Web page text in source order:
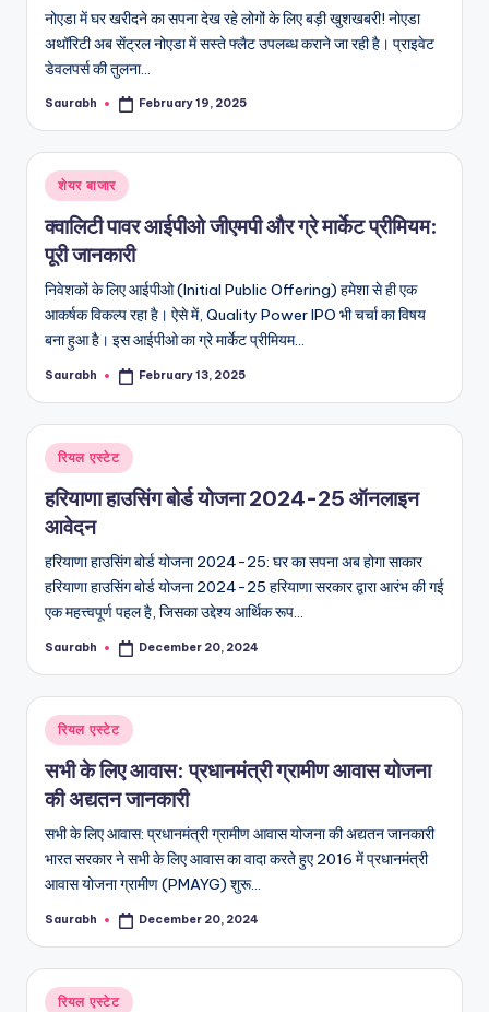
नोएडा में घर खरीदने का सपना देख रहे लोगों के लिए बड़ी खुशखबरी! नोएडा
अथॉरिटी अब सेंट्रल नोएडा में सस्ते फ्लैट उपलब्ध कराने जा रही है। प्राइवेट
डेवलपर्स की तुलना…
Posted
Saurabh February 19, 2025
Posted
in
शेयर बाजार
क्वालिटी पावर आईपीओ जीएमपी और ग्रे मार्केट प्रीमियम:
पूरी जानकारी
निवेशकों के लिए आईपीओ (Initial Public Offering) हमेशा से ही एक
आकर्षक विकल्प रहा है। ऐसे में, Quality Power IPO भी चर्चा का विषय
बना हुआ है। इस आईपीओ का ग्रे मार्केट प्रीमियम…
Posted
Saurabh February 13, 2025
Posted
in
रियल एस्टेट
हरियाणा हाउसिंग बोर्ड योजना 2024-25 ऑनलाइन
आवेदन
हरियाणा हाउसिंग बोर्ड योजना 2024-25: घर का सपना अब होगा साकार
हरियाणा हाउसिंग बोर्ड योजना 2024-25 हरियाणा सरकार द्वारा आरंभ की गई
एक महत्त्वपूर्ण पहल है, जिसका उद्देश्य आर्थिक रूप…
Posted
Saurabh December 20, 2024
Posted
in
रियल एस्टेट
सभी के लिए आवास: प्रधानमंत्री ग्रामीण आवास योजना
की अद्यतन जानकारी
सभी के लिए आवास: प्रधानमंत्री ग्रामीण आवास योजना की अद्यतन जानकारी
भारत सरकार ने सभी के लिए आवास का वादा करते हुए 2016 में प्रधानमंत्री
आवास योजना ग्रामीण (PMAYG) शुरू…
Posted
Saurabh December 20, 2024
Posted
रियल एस्टेट